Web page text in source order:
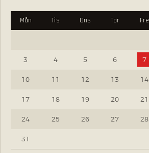
Mån Tis Ons Tor Fre
3 4 5 6 7
10 11 12 13 14
17 18 19 20 21
24 25 26 27 28
31